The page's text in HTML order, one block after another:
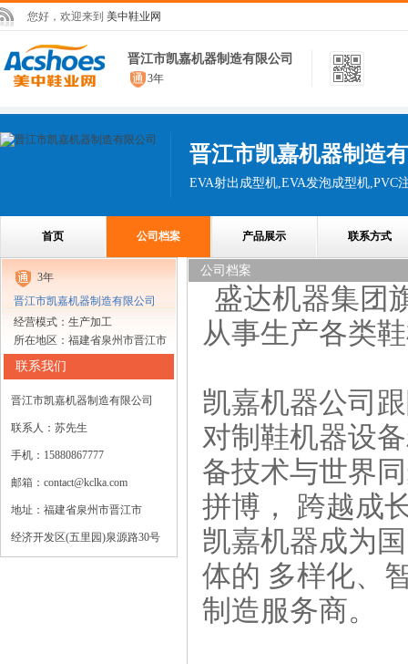
您好，欢迎来到 美中鞋业网
晋江市凯嘉机器制造有限公司
3年
晋江市凯嘉机器制造
EVA射出成型机,EVA发泡成型机,PVC
首页 公司档案 产品展示 联系方式
3年
晋江市凯嘉机器制造有限公司
经营模式：生产加工
所在地区：福建省泉州市晋江市
联系我们
晋江市凯嘉机器制造有限公司
联系人：苏先生
手机：15880867777
邮箱：contact@kclka.com
地址：福建省泉州市晋江市
经济开发区(五里园)泉源路30号
公司档案
盛达机器集团
从事生产各类
凯嘉机器公司
对制鞋机器设
备技术与世界
拼博， 跨越成
凯嘉机器成为
体的 多样化、
制造服务商。